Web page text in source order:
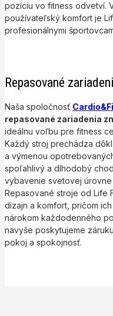
pozíciu vo fitness odvetví.
používateľský komfort je
profesionálnymi
Repasované
Naša spoločnosť
repasované zariadenia
ideálnu voľbu pre fitness
Každý stroj prechádza
a výmenou
spoľahlivý a dlhodobý
vybavenie svetovej úrovne
Repasované stroje od Life
dizajn a komfort, pričom
nárokom každodenného
navyše poskytujeme
pokoj a spokojnosť.